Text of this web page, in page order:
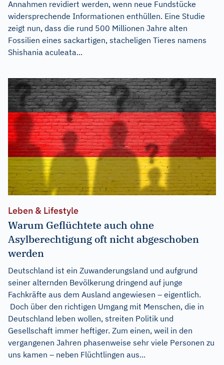
Annahmen revidiert werden, wenn neue Fundstücke
widersprechende Informationen enthüllen. Eine Studie
zeigt nun, dass die rund 500 Millionen Jahre alten
Fossilien eines sackartigen, stacheligen Tieres namens
Shishania aculeata...
Leben & Lifestyle
Warum Geflüchtete auch ohne
Asylberechtigung oft nicht abgeschoben
werden
Deutschland ist ein Zuwanderungsland und aufgrund
seiner alternden Bevölkerung dringend auf junge
Fachkräfte aus dem Ausland angewiesen – eigentlich.
Doch über den richtigen Umgang mit Menschen, die in
Deutschland leben wollen, streiten Politik und
Gesellschaft immer heftiger. Zum einen, weil in den
vergangenen Jahren phasenweise sehr viele Personen zu
uns kamen – neben Flüchtlingen aus...